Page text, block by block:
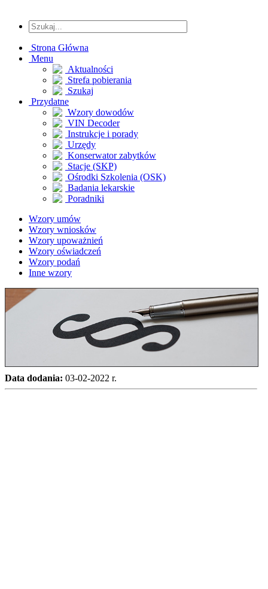
Strona Główna
Menu
Aktualności
Strefa pobierania
Szukaj
Przydatne
Wzory dowodów
VIN Decoder
Instrukcje i porady
Urzędy
Konserwator zabytków
Stacje (SKP)
Ośrodki Szkolenia (OSK)
Badania lekarskie
Poradniki
Wzory umów
Wzory wniosków
Wzory upoważnień
Wzory oświadczeń
Wzory podań
Inne wzory
Data dodania: 03-02-2022 r.